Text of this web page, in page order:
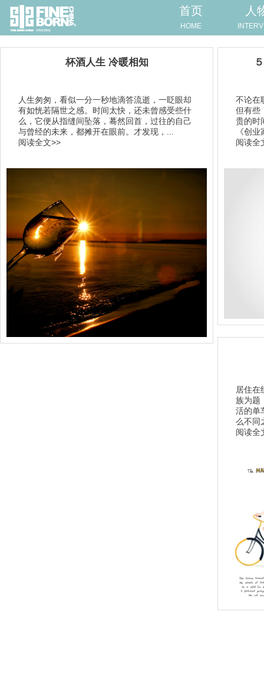
首页
HOME
人
杯酒人生 冷暖相知
人生匆匆，看似一分一秒地滴答流逝，一眨眼却
有如恍若隔世之感。时间太快，还未曾感受些什
么，它便从指缝间坠落，蓦然回首，过往的自己
与曾经的未来，都摊开在眼前。才发现，...
阅读全文>>
不论在
但有些
贵的时
《创
阅读全
居住在
族为题
活的单
么不同
阅读全